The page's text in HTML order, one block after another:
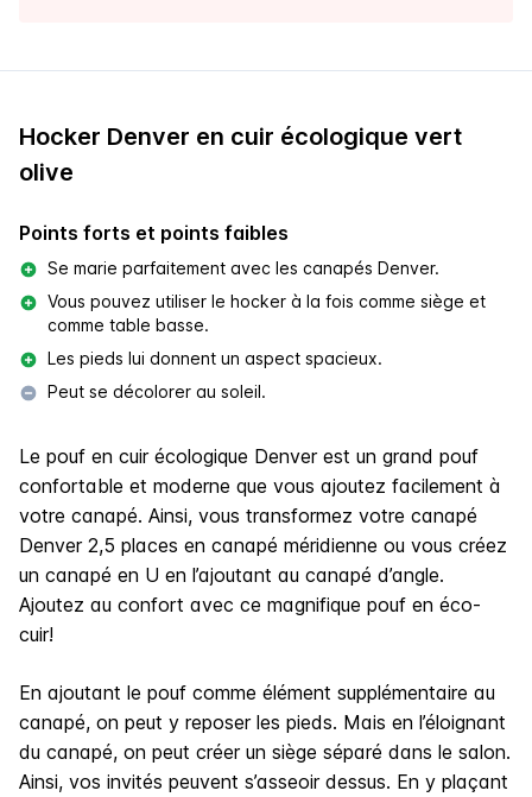
Hocker Denver en cuir écologique vert
olive
Points forts et points faibles
Se marie parfaitement avec les canapés Denver.
Vous pouvez utiliser le hocker à la fois comme siège et
comme table basse.
Les pieds lui donnent un aspect spacieux.
Peut se décolorer au soleil.
Le pouf en cuir écologique Denver est un grand pouf
confortable et moderne que vous ajoutez facilement à
votre canapé. Ainsi, vous transformez votre canapé
Denver 2,5 places en canapé méridienne ou vous créez
un canapé en U en l’ajoutant au canapé d’angle.
Ajoutez au confort avec ce magnifique pouf en éco-
cuir!
En ajoutant le pouf comme élément supplémentaire au
canapé, on peut y reposer les pieds. Mais en l’éloignant
du canapé, on peut créer un siège séparé dans le salon.
Ainsi, vos invités peuvent s’asseoir dessus. En y plaçant